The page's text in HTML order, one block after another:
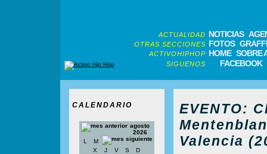
ACTUALIDAD NOTICIAS
OTRAS SECCIONES FOTOS
ACTIVOHIPHOP HOME SOBRE
SIGUENOS FACEBOOK
CALENDARIO
agosto
2026
L
M
X
J V S
D
EVENTO:
Valencia